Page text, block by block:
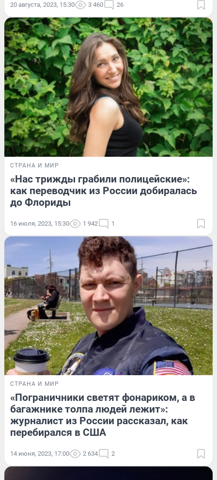
20 августа, 2023, 15:30 3 460 26
СТРАНА И МИР
«Нас трижды грабили полицейские»:
как переводчик из России добиралась
до Флориды
16 июля, 2023, 15:30 1 942 1
СТРАНА И МИР
«Пограничники светят фонариком, а в
багажнике толпа людей лежит»:
журналист из России рассказал, как
перебирался в США
14 июня, 2023, 17:00 2 634 2